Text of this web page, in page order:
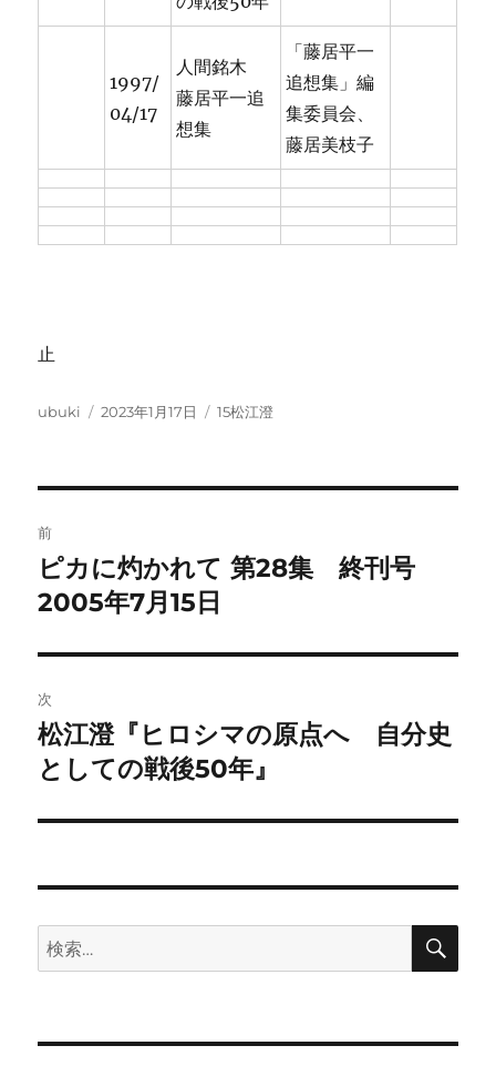
1997/
04/17
人間銘木
藤居平一追
想集
「藤居平一
追想集」編
集委員会、
藤居美枝子
止
投
ubuki
投
2023年1月17日
カ
15松江澄
稿
ナ
ビ
ゲ
ー
シ
ン
前
前
の
稿:
ピカに灼かれて 第28集 終刊号
2005年7月15日
次
次
の
稿:
松江澄『ヒロシマの原点へ 自分史
としての戦後50年』
検
索:
検